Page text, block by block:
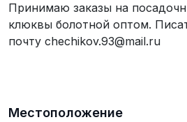
Принимаю заказы на
клюквы болотной оптом.
почту chechikov.93@mail.ru
Местоположение